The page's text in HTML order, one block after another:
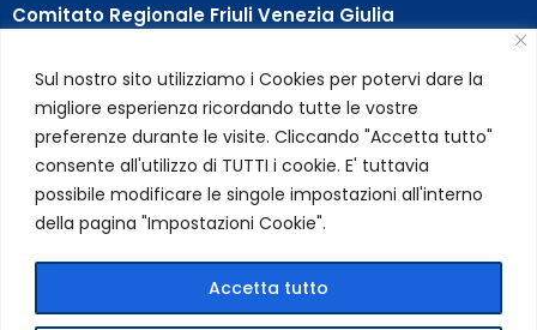
Sul nostro sito utilizziamo i Cookies per potervi dare la
migliore esperienza ricordando tutte le vostre
preferenze durante le visite. Cliccando "Accetta tutto"
consente all'utilizzo di TUTTI i cookie. E' tuttavia
possibile modificare le singole impostazioni all'interno
della pagina "Impostazioni Cookie".
Accetta tutto
Comitato Regionale Friuli Venezia Giulia
Trieste (TS)
Partita Iva 01384031009
Codice Fiscale 05284670584
Codice SDI USAL8PV – Rif. Amm. TC025
LINK UTILI
Privacy Policy